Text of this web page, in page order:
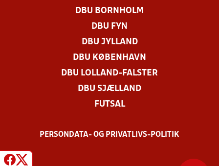
DBU BORNHOLM
DBU FYN
DBU JYLLAND
DBU KØBENHAVN
DBU LOLLAND-FALSTER
DBU SJÆLLAND
FUTSAL
PERSONDATA- OG PRIVATLIVS-POLITIK